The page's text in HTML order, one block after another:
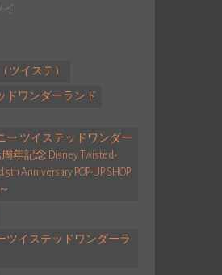
ー
イ
ツイステ）
ドワンダーランド
ー ツイステッドワンダー
年記念 Disney Twisted-
Anniversary POP-UP SHOP
ツイステッドワンダーラ